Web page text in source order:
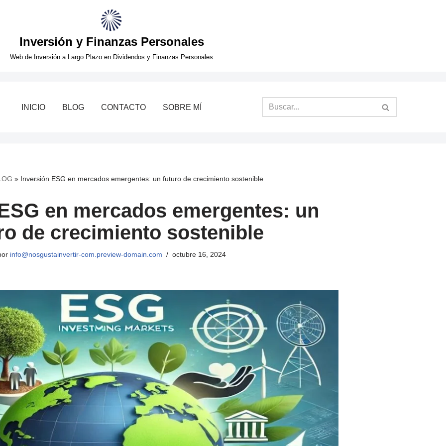
Inversión y Finanzas Personales
Web de Inversión a Largo Plazo en Dividendos y Finanzas Personales
INICIO BLOG CONTACTO SOBRE MÍ
» Inversión ESG en mercados emergentes: un futuro de crecimiento sostenible
en mercados emergentes: un
de crecimiento sostenible
info@nosgustainvertir-com.preview-domain.com octubre 16, 2024